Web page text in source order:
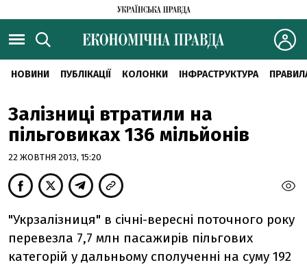
НОВИНИ ПУБЛІКАЦІЇ КОЛОНКИ ІНФРАСТРУКТУРА
Залізниці втратили на
пільговиках 136 мільйонів
22 ЖОВТНЯ 2013, 15:20
"Укрзалізниця" в січні-вересні поточного року
перевезла 7,7 млн ​​пасажирів пільгових
категорій у дальньому сполученні на суму 192